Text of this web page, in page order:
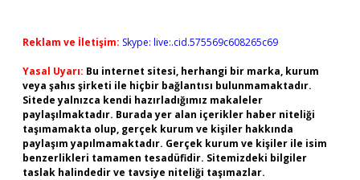
Reklam ve İletişim: Skype: live:.cid.575569c608265c69
Yasal Uyarı: Bu internet sitesi, herhangi bir marka, kurum
veya şahıs şirketi ile hiçbir bağlantısı bulunmamaktadır.
Sitede yalnızca kendi hazırladığımız makaleler
paylaşılmaktadır. Burada yer alan içerikler haber niteliği
taşımamakta olup, gerçek kurum ve kişiler hakkında
paylaşım yapılmamaktadır. Gerçek kurum ve kişiler ile isim
benzerlikleri tamamen tesadüfidir. Sitemizdeki bilgiler
taslak halindedir ve tavsiye niteliği taşımazlar.